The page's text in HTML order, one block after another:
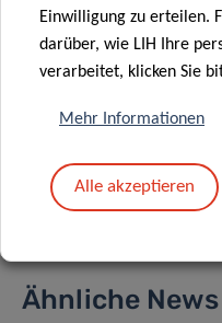
Contact
Teilen auf
Ähnliche News
Einwilligung zu erteilen.
darüber, wie LIH Ihre
verarbeitet, klicken Sie
Mehr Informationen
Alle akzeptieren